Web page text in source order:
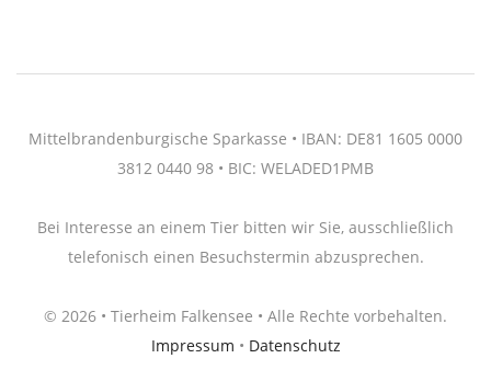
Mittelbrandenburgische Sparkasse • IBAN: DE81 1605 0000
3812 0440 98 • BIC: WELADED1PMB
Bei Interesse an einem Tier bitten wir Sie, ausschließlich
telefonisch einen Besuchstermin abzusprechen.
© 2026 • Tierheim Falkensee • Alle Rechte vorbehalten.
Impressum • Datenschutz